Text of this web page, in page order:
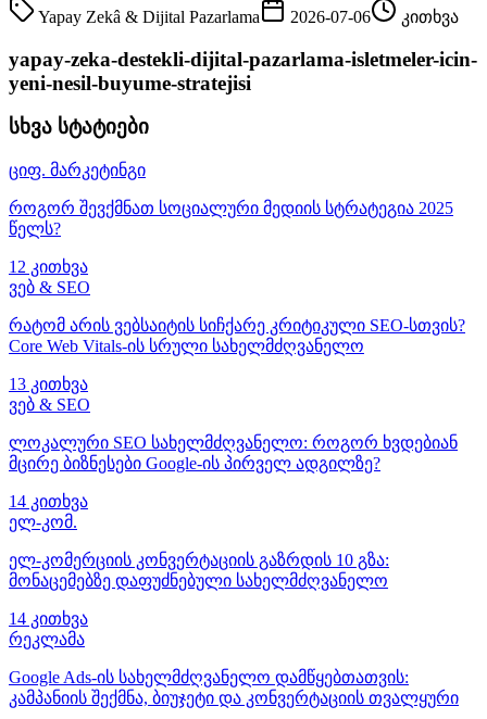
Yapay Zekâ & Dijital Pazarlama
2026-07-06 კითხვა
yapay-zeka-destekli-dijital-pazarlama-isletmeler-icin-
yeni-nesil-buyume-stratejisi
სხვა სტატიები
ციფ. მარკეტინგი
როგორ შევქმნათ სოციალური მედიის სტრატეგია 2025
წელს?
12 კითხვა
ვებ & SEO
რატომ არის ვებსაიტის სიჩქარე კრიტიკული SEO-სთვის?
Core Web Vitals-ის სრული სახელმძღვანელო
13 კითხვა
ვებ & SEO
ლოკალური SEO სახელმძღვანელო: როგორ ხვდებიან
მცირე ბიზნესები Google-ის პირველ ადგილზე?
14 კითხვა
ელ-კომ.
ელ-კომერციის კონვერტაციის გაზრდის 10 გზა:
მონაცემებზე დაფუძნებული სახელმძღვანელო
14 კითხვა
რეკლამა
Google Ads-ის სახელმძღვანელო დამწყებთათვის:
კამპანიის შექმნა, ბიუჯეტი და კონვერტაციის თვალყური